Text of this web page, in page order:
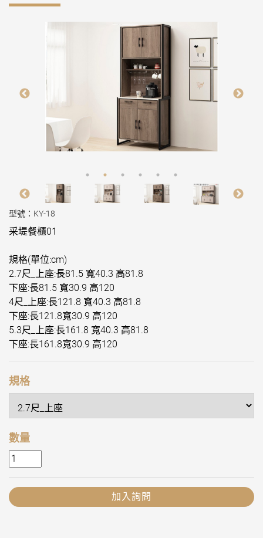
型號：KY-18
采堤餐櫃01
規格(單位:cm)
2.7尺_上座:長81.5 寬40.3 高81.8
下座:長81.5 寬30.9 高120
4尺_上座:長121.8 寬40.3 高81.8
下座:長121.8寬30.9 高120
5.3尺_上座:長161.8 寬40.3 高81.8
下座:長161.8寬30.9 高120
規格
數量
加入詢問